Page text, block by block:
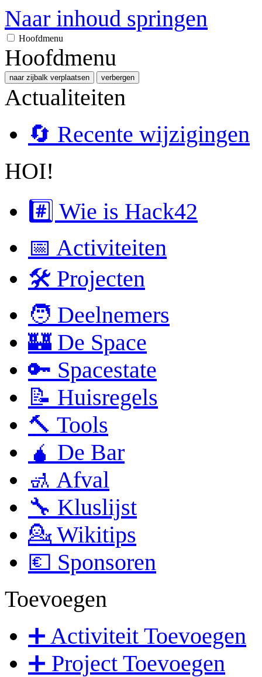
Naar inhoud springen
Hoofdmenu
Hoofdmenu
naar zijbalk verplaatsen verbergen
Actualiteiten
🔄 Recente wijzigingen
HOI!
#️⃣ Wie is Hack42
📅 Activiteiten
🛠 Projecten
🧑 Deelnemers
🏰 De Space
🔑 Spacestate
📝 Huisregels
🔨 Tools
🧉 De Bar
🚮 Afval
🔧 Kluslijst
💁 Wikitips
💶 Sponsoren
Toevoegen
➕ Activiteit Toevoegen
➕ Project Toevoegen